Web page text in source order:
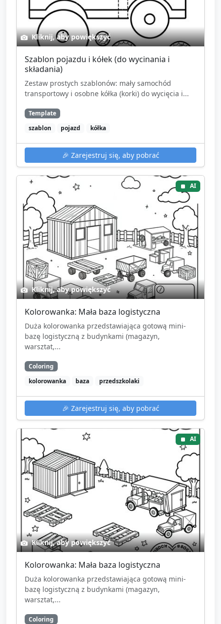
Kliknij, aby powiększyć
Szablon pojazdu i kółek (do wycinania i
składania)
Zestaw prostych szablonów: mały samochód
transportowy i osobne kółka (korki) do wycięcia i...
Template
szablon
pojazd kółka
🎉 Zarejestruj się, aby pobrać
AI
Kliknij, aby powiększyć
Kolorowanka: Mała baza logistyczna
Duża kolorowanka przedstawiająca gotową mini-
bazę logistyczną z budynkami (magazyn,
warsztat,...
Coloring
kolorowanka
baza przedszkolaki
🎉 Zarejestruj się, aby pobrać
AI
Kliknij, aby powiększyć
Kolorowanka: Mała baza logistyczna
Duża kolorowanka przedstawiająca gotową mini-
bazę logistyczną z budynkami (magazyn,
warsztat,...
Coloring